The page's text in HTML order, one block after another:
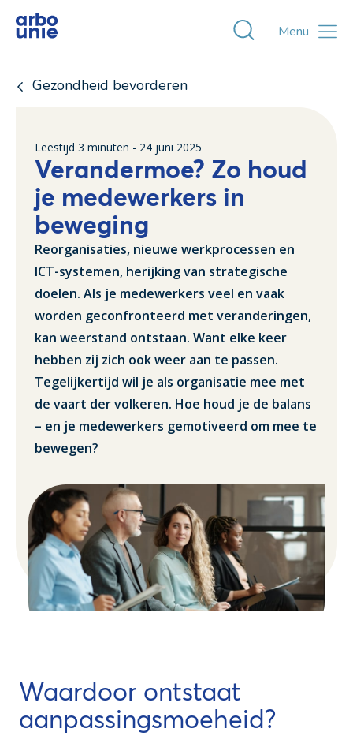
Toggle
Menu
Gezondheid bevorderen
Leestijd 3 minuten - 24 juni 2025
Verandermoe? Zo houd
je medewerkers in
beweging
Reorganisaties, nieuwe werkprocessen en
ICT-systemen, herijking van strategische
doelen. Als je medewerkers veel en vaak
worden geconfronteerd met veranderingen,
kan weerstand ontstaan. Want elke keer
hebben zij zich ook weer aan te passen.
Tegelijkertijd wil je als organisatie mee met
de vaart der volkeren. Hoe houd je de balans
– en je medewerkers gemotiveerd om mee te
bewegen?
Waardoor ontstaat
aanpassingsmoeheid?